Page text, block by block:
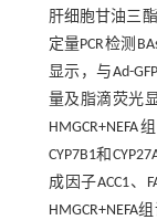
肝细胞甘油三
定量PCR检测
显示，与Ad-
量及脂滴荧光
CYP7B1和
成因子ACC1、